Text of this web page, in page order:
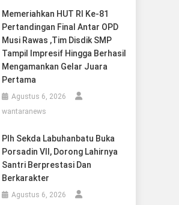
Memeriahkan HUT RI Ke-81
Pertandingan Final Antar OPD
Musi Rawas ,Tim Disdik SMP
Tampil Impresif Hingga Berhasil
Mengamankan Gelar Juara
Pertama
Agustus 6, 2026
wantaranews
Plh Sekda Labuhanbatu Buka
Porsadin VII, Dorong Lahirnya
Santri Berprestasi Dan
Berkarakter
Agustus 6, 2026